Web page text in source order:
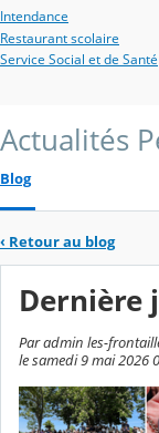
Intendance
Restaurant scolaire
Service Social et de Santé
Actualités
Blog
‹ Retour au blog
Dernière
Par admin les-
le samedi 9 mai 2026